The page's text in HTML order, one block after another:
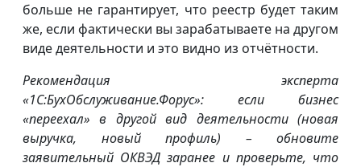
больше не гарантирует, что реестр будет таким
же, если фактически вы зарабатываете на другом
виде деятельности и это видно из отчётности.
Рекомендация эксперта
«1С:БухОбслуживание.Форус»: если бизнес
«переехал» в другой вид деятельности (новая
выручка, новый профиль) – обновите
заявительный ОКВЭД заранее и проверьте, что